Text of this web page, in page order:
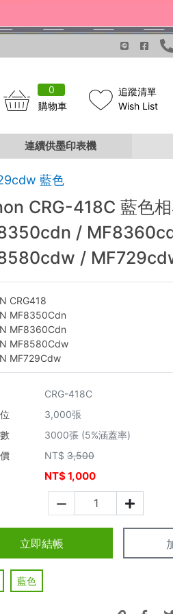
0
購物車
追蹤清單
Wish List
連續供墨印表機
藍色
CRG-418C 藍色
/
/
CRG418
MF8350Cdn
MF8360Cdn
MF8580Cdw
MF729Cdw
CRG-418C
3,000張
3000張 (5%涵蓋率)
NT$ 3,500
NT$1,000
立即結帳
藍色